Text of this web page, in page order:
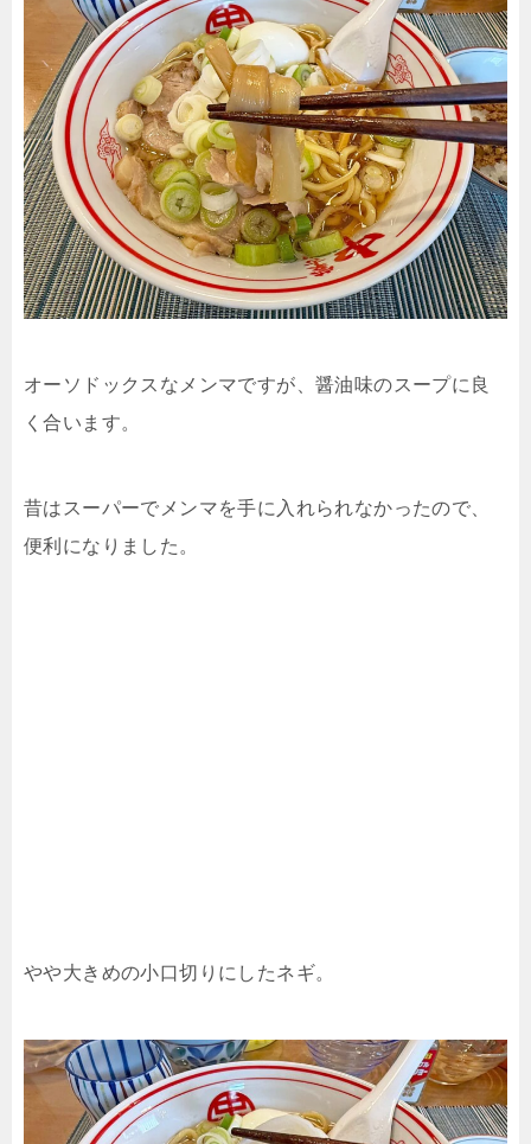
オーソドックスなメンマですが、醤油味のスープに良
く合います。
昔はスーパーでメンマを手に入れられなかったので、
便利になりました。
やや大きめの小口切りにしたネギ。